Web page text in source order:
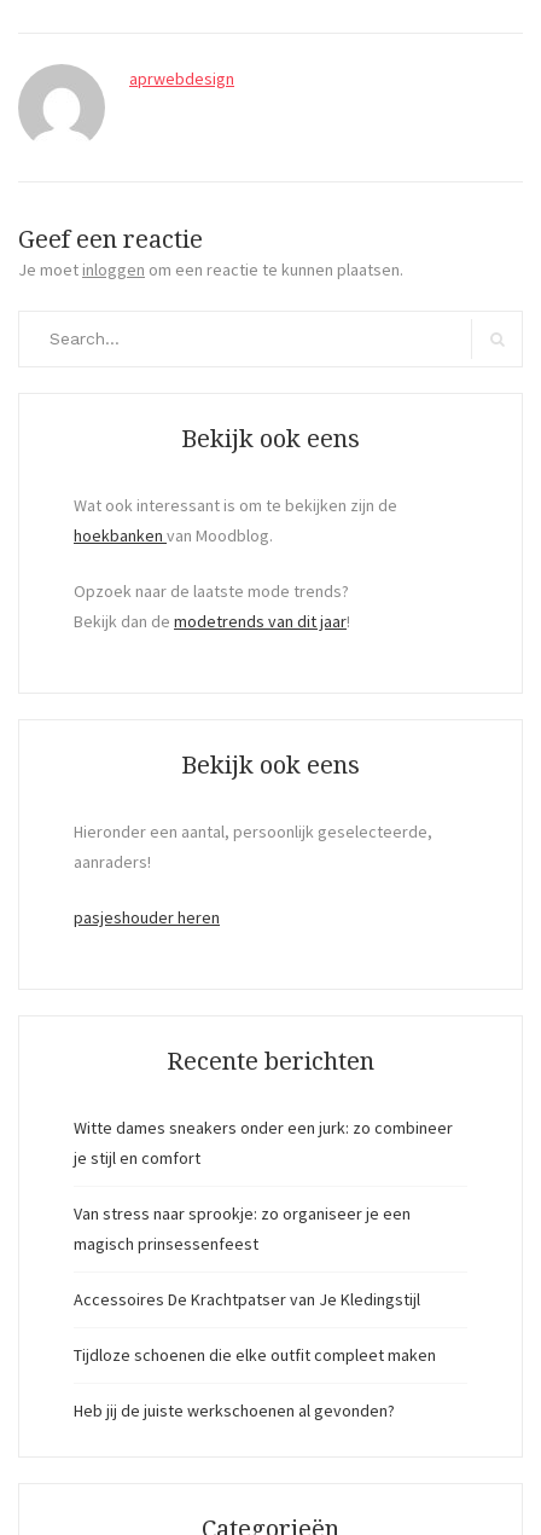
aprwebdesign
Geef een reactie
Je moet inloggen om een reactie te kunnen plaatsen.
Bekijk ook eens
Wat ook interessant is om te bekijken zijn de
hoekbanken van Moodblog.
Opzoek naar de laatste mode trends?
Bekijk dan de modetrends van dit jaar!
Bekijk ook eens
Hieronder een aantal, persoonlijk geselecteerde,
aanraders!
pasjeshouder heren
Recente berichten
Witte dames sneakers onder een jurk: zo combineer
je stijl en comfort
Van stress naar sprookje: zo organiseer je een
magisch prinsessenfeest
Accessoires De Krachtpatser van Je Kledingstijl
Tijdloze schoenen die elke outfit compleet maken
Heb jij de juiste werkschoenen al gevonden?